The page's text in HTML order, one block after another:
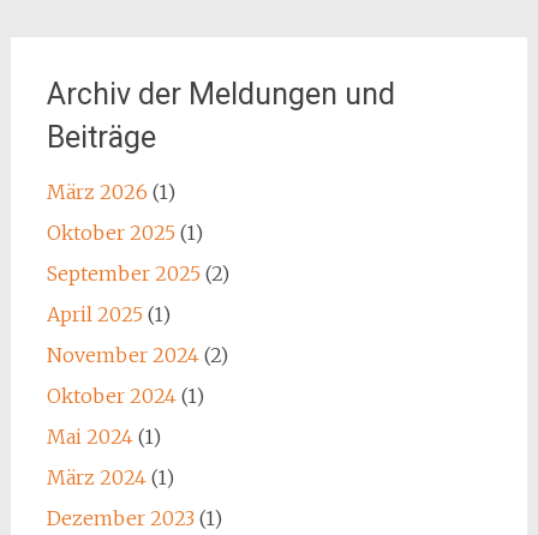
Archiv der Meldungen und
Beiträge
März 2026 (1)
Oktober 2025(1)
September 2025(2)
April 2025(1)
November 2024(2)
Oktober 2024(1)
Mai 2024(1)
März 2024(1)
Dezember 2023 (1)